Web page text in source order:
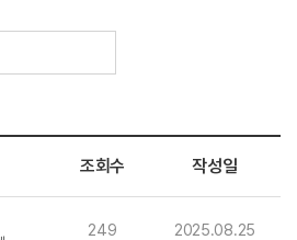
조회수 작성일
249 2025.08.25